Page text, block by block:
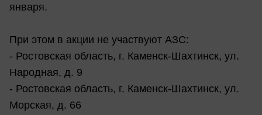
января.
При этом в акции не участвуют АЗС:
- Ростовская область, г. Каменск-Шахтинск, ул.
Народная, д. 9
- Ростовская область, г. Каменск-Шахтинск, ул.
Морская, д. 66